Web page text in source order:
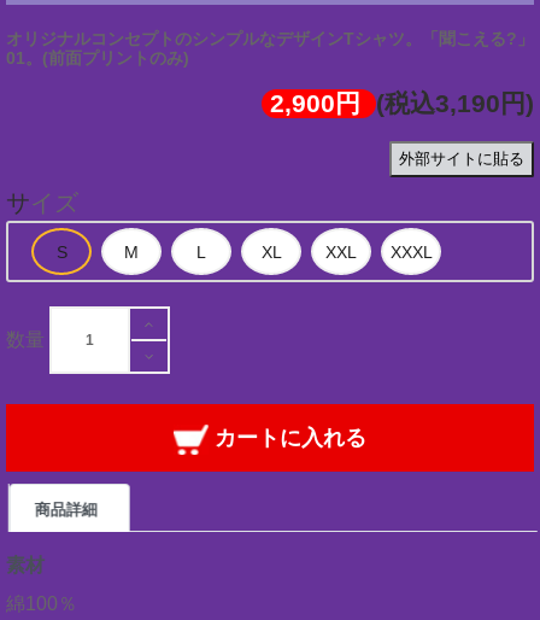
オリジナルコンセプトのシンプルなデザインTシャツ。「聞こえる?」
01。(前面プリントのみ)
2,900円 (税込3,190円)
外部サイトに貼る
サイズ
数量
カートに入れる
商品詳細
素材
綿100％